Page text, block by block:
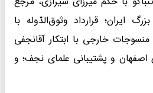
ایران؛ قرارداد وثوق‌الدّوله با
خارجی با ابتکار آقانجفی
اصفهان و پشتیبانی علمای نجف؛ و